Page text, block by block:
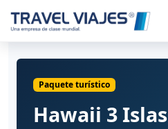
Paquete turístico
Hawaii 3 Islas